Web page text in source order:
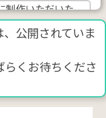
制作いただいた、
、コンセプトは
を目指す」
ていただきたいで
公開されていま
くお待ちくださ